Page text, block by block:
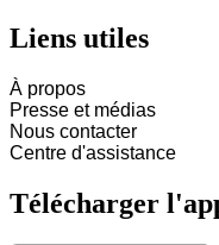
Liens utiles
À propos
Presse et médias
Nous contacter
Centre d'assistance
Télécharger